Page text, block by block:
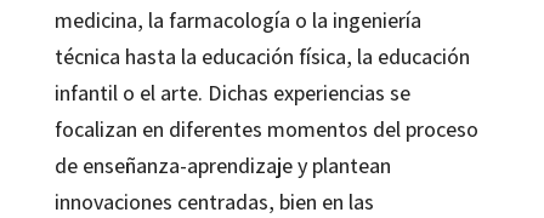
medicina, la farmacología o la ingeniería
técnica hasta la educación física, la educación
infantil o el arte. Dichas experiencias se
focalizan en diferentes momentos del proceso
de enseñanza-aprendizaje y plantean
innovaciones centradas, bien en las